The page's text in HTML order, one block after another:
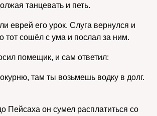
танцевать и петь.
еврей его урок. Слуга вернулся и
тот сошёл с ума и послал за ним.
помещик, и сам ответил:
там ты возьмешь водку в долг.
Пейсаха он сумел расплатиться со